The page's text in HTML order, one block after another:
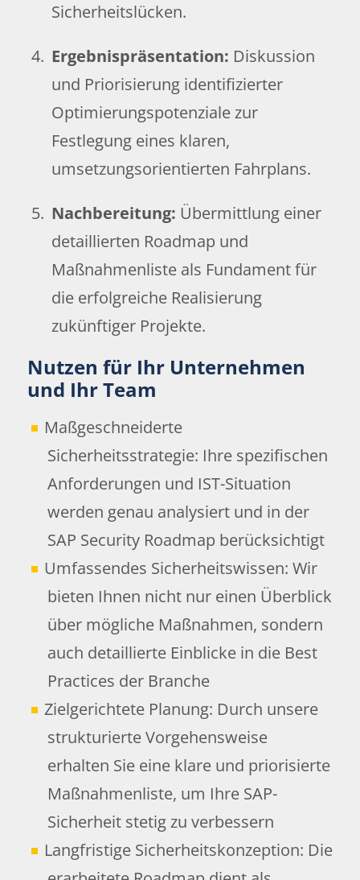
Sicherheitslücken.
Ergebnispräsentation: Diskussion
und Priorisierung identifizierter
Optimierungspotenziale zur
Festlegung eines klaren,
umsetzungsorientierten Fahrplans.
Nachbereitung: Übermittlung einer
detaillierten Roadmap und
Maßnahmenliste als Fundament für
die erfolgreiche Realisierung
zukünftiger Projekte.
Nutzen für Ihr Unternehmen
und Ihr Team
Maßgeschneiderte
Sicherheitsstrategie: Ihre spezifischen
Anforderungen und IST-Situation
werden genau analysiert und in der
SAP Security Roadmap berücksichtigt
Umfassendes Sicherheitswissen: Wir
bieten Ihnen nicht nur einen Überblick
über mögliche Maßnahmen, sondern
auch detaillierte Einblicke in die Best
Practices der Branche
Zielgerichtete Planung: Durch unsere
strukturierte Vorgehensweise
erhalten Sie eine klare und priorisierte
Maßnahmenliste, um Ihre SAP-
Sicherheit stetig zu verbessern
Langfristige Sicherheitskonzeption: Die